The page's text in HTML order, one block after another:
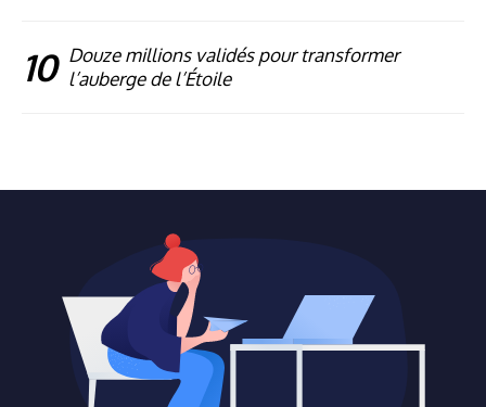
10 Douze millions validés pour transformer
l’auberge de l’Étoile